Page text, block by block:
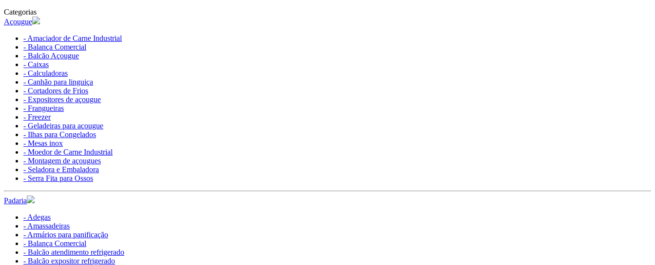
Categorias
Açougue
- Amaciador de Carne Industrial
- Balança Comercial
- Balcão Açougue
- Caixas
- Calculadoras
- Canhão para linguiça
- Cortadores de Frios
- Expositores de açougue
- Frangueiras
- Freezer
- Geladeiras para açougue
- Ilhas para Congelados
- Mesas inox
- Moedor de Carne Industrial
- Montagem de açougues
- Seladora e Embaladora
- Serra Fita para Ossos
Padaria
- Adegas
- Amassadeiras
- Armários para panificação
- Balança Comercial
- Balcão atendimento refrigerado
- Balcão expositor refrigerado